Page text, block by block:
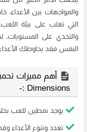
والمواجهات بين الأعداء،
التي تغلب على بيئة
والتحدي على
النفس فقد يحاوطك
Dimensions :-
يوجد نمطين للعب
تعدد وتنوع الأعداء